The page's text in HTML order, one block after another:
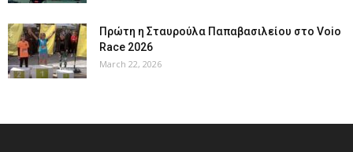
Πρώτη η Σταυρούλα Παπαβασιλείου στο Voio
Race 2026
March 22, 2026